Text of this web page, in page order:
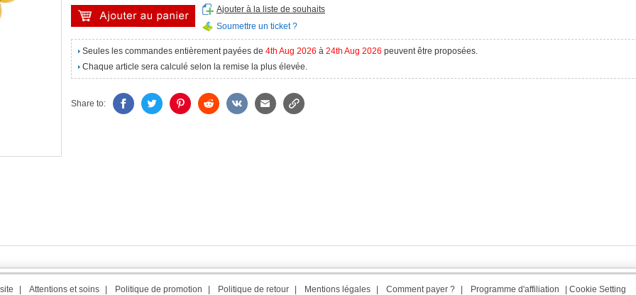
Ajouter à la liste de souhaits
Soumettre un ticket ?
Seules les commandes entièrement payées de 4th Aug 2026 à 24th Aug 2026 peuvent être proposées.
Chaque article sera calculé selon la remise la plus élevée.
Share to:
Attentions et soins Politique de promotion Politique de retour Mentions légales Comment payer ? Programme d'affiliation Cookie Setting